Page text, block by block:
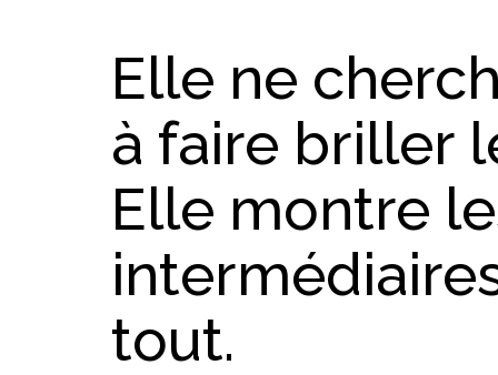
Elle ne
à faire briller
Elle montre
tout.